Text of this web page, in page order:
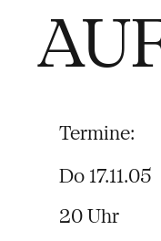
Termine:
Do 17.11.05
20 Uhr